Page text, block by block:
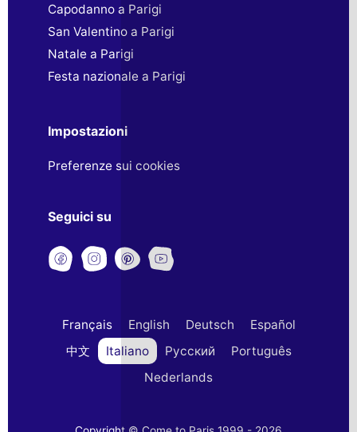
Capodanno a Parigi
San Valentino a Parigi
Natale a Parigi
Festa nazionale a Parigi
Impostazioni
Preferenze sui cookies
Seguici su
Français English Deutsch
Español
中文
Italiano Русский
Português
Nederlands